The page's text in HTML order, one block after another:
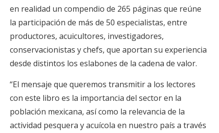
en realidad un compendio de 265 páginas que reúne
la participación de más de 50 especialistas, entre
productores, acuicultores, investigadores,
conservacionistas y chefs, que aportan su experiencia
desde distintos los eslabones de la cadena de valor.
“El mensaje que queremos transmitir a los lectores
con este libro es la importancia del sector en la
población mexicana, así como la relevancia de la
actividad pesquera y acuícola en nuestro país a través